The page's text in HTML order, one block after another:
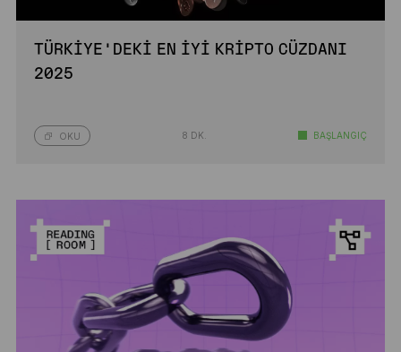
TÜRKIYE’DEKI EN İYI KRIPTO CÜZDANI
2025
OKU 8 DK. BAŞLANGIÇ